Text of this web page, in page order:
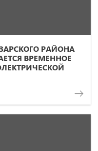
РАЙОНА
ВРЕМЕННОЕ